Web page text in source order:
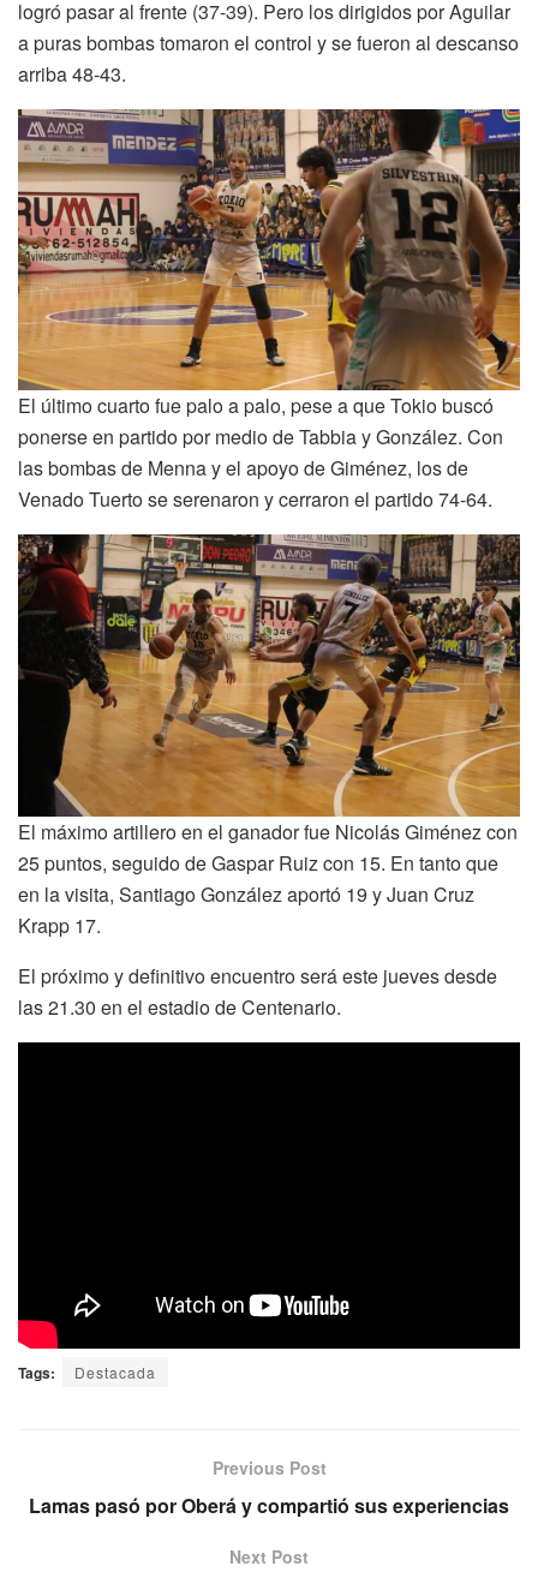
logró pasar al frente (37-39). Pero los dirigidos por Aguilar
a puras bombas tomaron el control y se fueron al descanso
arriba 48-43.
El último cuarto fue palo a palo, pese a que Tokio buscó
ponerse en partido por medio de Tabbia y González. Con
las bombas de Menna y el apoyo de Giménez, los de
Venado Tuerto se serenaron y cerraron el partido 74-64.
El máximo artillero en el ganador fue Nicolás Giménez con
25 puntos, seguido de Gaspar Ruiz con 15. En tanto que
en la visita, Santiago González aportó 19 y Juan Cruz
Krapp 17.
El próximo y definitivo encuentro será este jueves desde
las 21.30 en el estadio de Centenario.
Tags: Destacada
Previous Post
Lamas pasó por Oberá y compartió sus experiencias
Next Post